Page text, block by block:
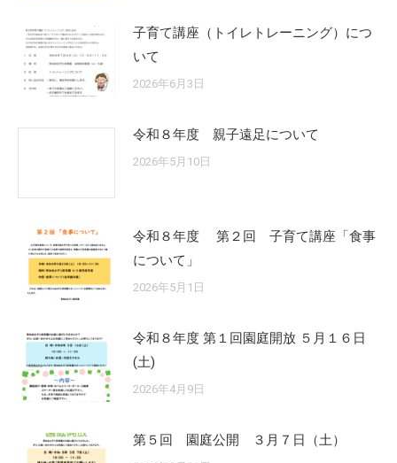
子育て講座（トイレトレーニング）につ
いて
2026年6月3日
令和８年度 親子遠足について
2026年5月10日
令和８年度 第２回 子育て講座「食事
について」
2026年5月1日
令和８年度 第１回園庭開放 ５月１６日
(土)
2026年4月9日
第５回 園庭公開 ３月７日（土）